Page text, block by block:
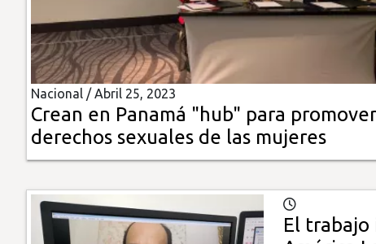
Insólitas
Multimedia
Impreso
Nacional /Abril 25, 2023
Crean en Panamá "hub" para promover
derechos sexuales de las mujeres
El